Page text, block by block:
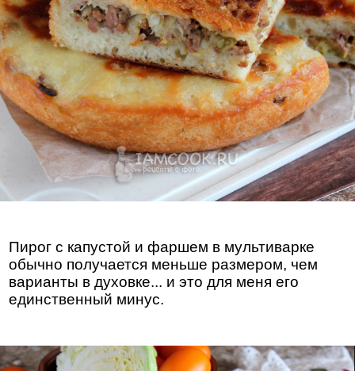
Пирог с капустой и фаршем в мультиварке
обычно получается меньше размером, чем
варианты в духовке... и это для меня его
единственный минус.